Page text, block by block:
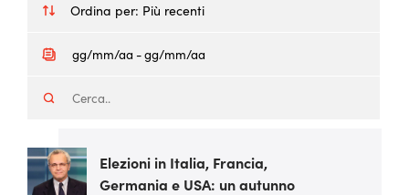
Ordina per: Più recenti
Elezioni in Italia, Francia,
Germania e USA: un autunno